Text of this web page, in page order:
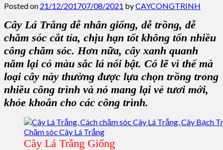
Posted on 21/12/201707/08/2021 byCAYCONGTRINH
Cây Lá Trắng dễ nhân giống, dễ trồng, dễ
chăm sóc cắt tỉa, chịu hạn tốt không tốn nhiều
công chăm sóc. Hơn nữa, cây xanh quanh
năm lại có màu sắc lá nổi bật. Có lẽ vì thế mà
loại cây này thường được lựa chọn trồng trong
nhiều công trình và nó mang lại vẻ tươi mới,
khỏe khoắn cho các công trình.
Cây Lá Trắng Giống